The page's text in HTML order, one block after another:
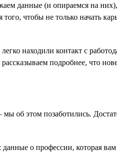
данные (и опираемся на
чтобы не только начать
находили контакт с
подробнее, что
мы об этом позаботились.
о профессии, которая